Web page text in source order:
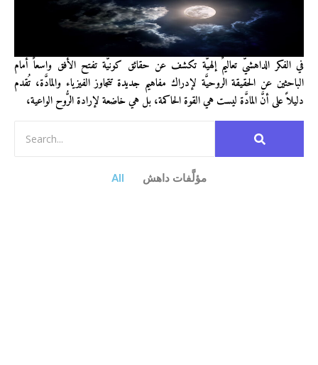
في الفكر الداهشيّ تعاليمٌ إلهيَّة تكشف عن حقائق كونيَّة تفتح الأفق واسعاً أمام
الباحثين عن الحقيقة الروحيَّة لإدراك مفاهيم جديدة تتجاوز الفيزياء والمادَّة، تُقدم
دليلاً على أنَّ المادَّة ليست هي القوة الحاكمة، بل هي خاضعة لإرادة الرُّوح الواعية،
All مؤلَّفات داهش